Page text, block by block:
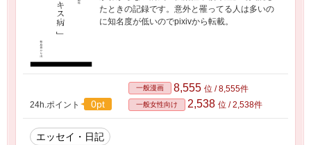
たときの記録です。意外と罹ってる人は多いの
に知名度が低いのでpixivから転載。
24h.ポイント 0pt
一般漫画 8,555 位 / 8,555件
一般女性向け 2,538 位 / 2,538件
エッセイ・日記